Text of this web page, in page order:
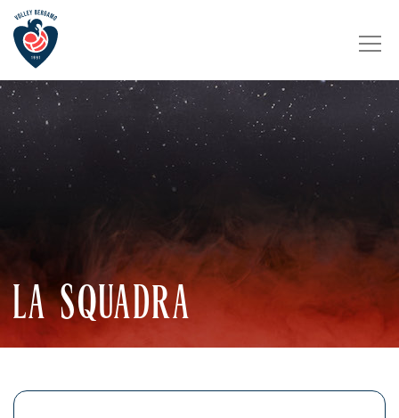
LA SQUADRA